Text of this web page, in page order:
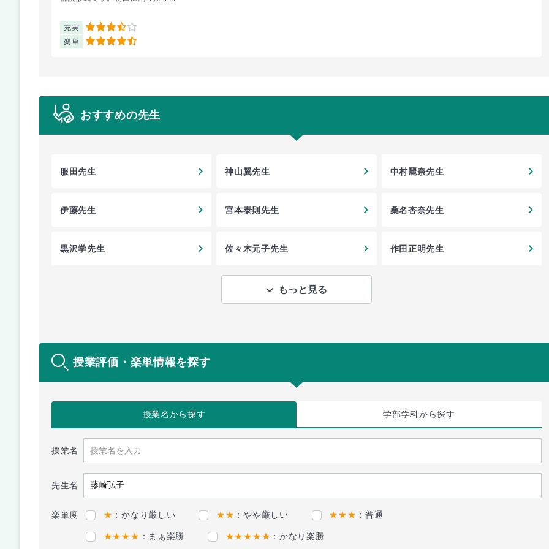
充実 3.5
楽単 4.5
おすすめの先生
服田先生 神山翼先生 中村麗奈先生
伊藤先生 宮本泰則先生 桑名杏奈先生
黒沢学先生 佐々木元子先生 作田正明先生
もっと見る
授業評価・楽単情報を探す
授業名から探す 学部学科から探す
授業名
先生名
楽単度 ★ ：かなり厳しい ★★ ：やや厳しい ★★★ ：普通
★★★★ ：まぁ楽勝 ★★★★★ ：かなり楽勝